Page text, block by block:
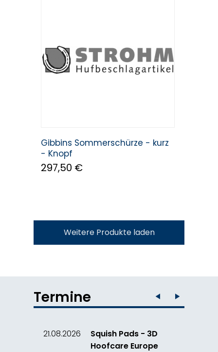
Gibbins Sommerschürze - kurz
- Knopf
297,50 €
Weitere Produkte laden
Termine
21.08.2026
Squish Pads - 3D
Hoofcare Europe